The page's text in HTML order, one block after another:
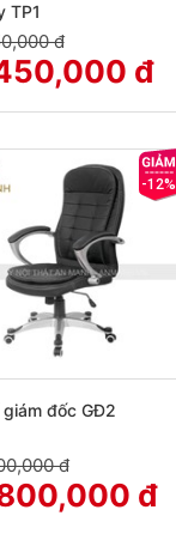
TP1
đ
đ
giám đốc GĐ2
đ
đ
-12%